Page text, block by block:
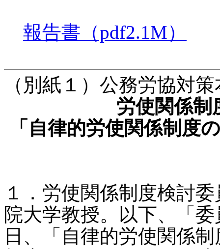
報告書（pdf2.1M）
（別紙１）公務労協対
労使関係制
「自律的労使関係制度
１．労使関係制度検討
院大学教授。以下、「
日、「自律的労使関係